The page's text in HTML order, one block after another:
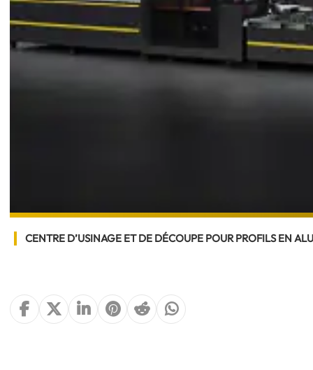
CENTRE D’USINAGE ET DE DÉCOUPE POUR PROFILS EN